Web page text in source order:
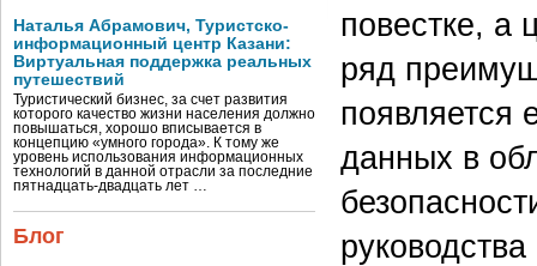
Наталья Абрамович, Туристско-
информационный центр Казани:
Виртуальная поддержка реальных
путешествий
Туристический бизнес, за счет развития
которого качество жизни населения должно
повышаться, хорошо вписывается в
концепцию «умного города». К тому же
уровень использования информационных
технологий в данной отрасли за последние
пятнадцать-двадцать лет …
Блог
повестке, а
ряд
появляется
данных в